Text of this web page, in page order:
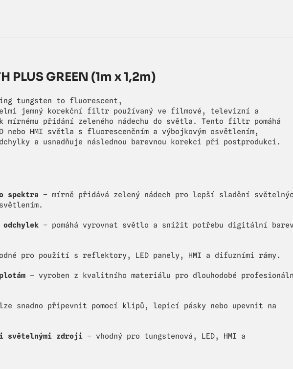
PLUS GREEN (1m x 1,2m)
tungsten to fluorescent,
jemný korekční filtr používaný ve filmové, televizní a
přidání zeleného nádechu do světla. Tento filtr pomáhá
nebo HMI světla s fluorescenčním a výbojkovým osvětlením,
a usnadňuje následnou barevnou korekci při postprodukci.
spektra – mírně přidává zelený nádech pro lepší sladění
odchylek – pomáhá vyrovnat světlo a snížit potřebu digitální
pro použití s reflektory, LED panely, HMI a difuzními rámy.
– vyroben z kvalitního materiálu pro dlouhodobé
snadno připevnit pomocí klipů, lepicí pásky nebo upevnit na
světelnými zdroji – vhodný pro tungstenová, LED, HMI a